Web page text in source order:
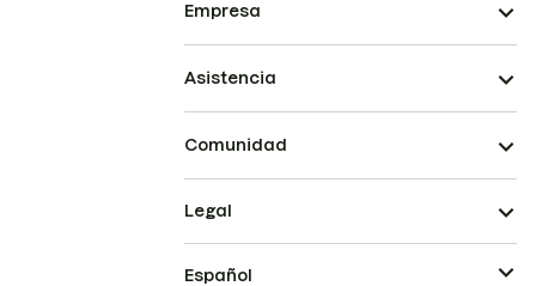
Empresa
Asistencia
Comunidad
Legal
Español